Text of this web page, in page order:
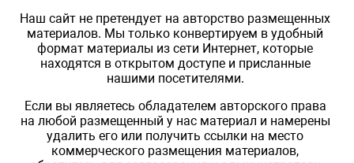
Наш сайт не претендует на авторство размещенных
материалов. Мы только конвертируем в удобный
формат материалы из сети Интернет, которые
находятся в открытом доступе и присланные
нашими посетителями.
Если вы являетесь обладателем авторского права
на любой размещенный у нас материал и намерены
удалить его или получить ссылки на место
коммерческого размещения материалов,